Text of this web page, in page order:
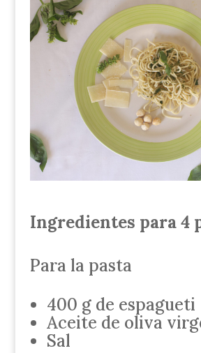
Ingredientes para 4
Para la pasta
400 g de espagueti
Aceite de oliva
Sal